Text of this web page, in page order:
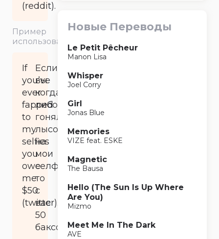
(reddit).
Пример
использования
If
you’ve
ever
fapped
to
my
selfies
you
owe
me
$50
(twitter).
Если
вы
когда-
либо
гоняли
лысого
на
мои
селфи,
то
с
вас
50
баксов.
Новые Переводы
Le Petit Pêcheur
Manon Lisa
Whisper
Joel Corry
Girl
Jonas Blue
Memories
VIZE feat. ESKE
Magnetic
The Bausa
Hello (The Sun Is Up Where
Are You)
Mizmo
Meet Me In The Dark
AVE